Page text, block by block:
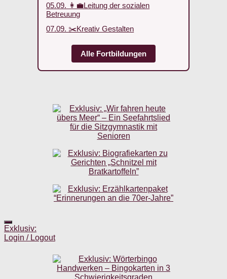
05.09. 👩‍💼Leitung der sozialen
Betreuung
07.09. ✂️Kreativ Gestalten
Alle Fortbildungen
Exklusiv:
Login / Logout